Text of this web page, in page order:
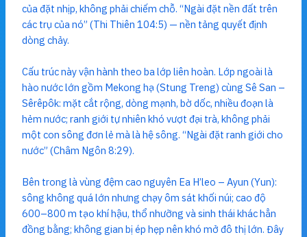
của đặt nhịp, không phải chiếm chỗ. “Ngài đặt nền đất trên
các trụ của nó” (Thi Thiên 104:5) — nền tảng quyết định
dòng chảy.
Cấu trúc này vận hành theo ba lớp liên hoàn. Lớp ngoài là
hào nước lớn gồm Mekong hạ (Stung Treng) cùng Sê San –
Sêrêpôk: mặt cắt rộng, dòng mạnh, bờ dốc, nhiều đoạn là
hẻm nước; ranh giới tự nhiên khó vượt đại trà, không phải
một con sông đơn lẻ mà là hệ sông. “Ngài đặt ranh giới cho
nước” (Châm Ngôn 8:29).
Bên trong là vùng đệm cao nguyên Ea H’leo – Ayun (Yun):
sông không quá lớn nhưng chạy ôm sát khối núi; cao độ
600–800 m tạo khí hậu, thổ nhưỡng và sinh thái khác hẳn
đồng bằng; không gian bị ép hẹp nên khó mở đô thị lớn. Đây